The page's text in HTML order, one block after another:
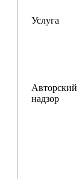
Услуга
Авторский
надзор